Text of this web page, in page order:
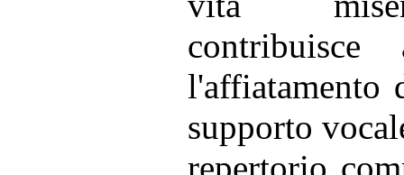
contribuisce
l'affiatamento
supporto